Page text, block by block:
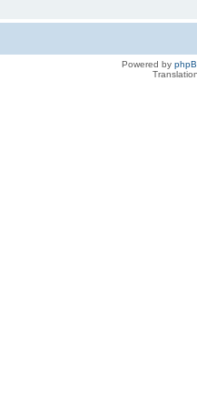
Powered by